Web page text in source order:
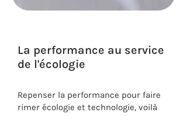
La performance au service
de l'écologie
Repenser la performance pour faire
rimer écologie et technologie, voilà